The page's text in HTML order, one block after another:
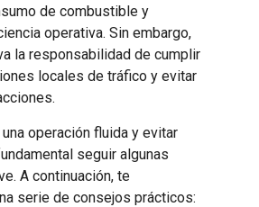
de combustible y
operativa. Sin embargo,
la responsabilidad de cumplir
locales de tráfico y evitar
operación fluida y evitar
seguir algunas
A continuación, te
serie de consejos prácticos: